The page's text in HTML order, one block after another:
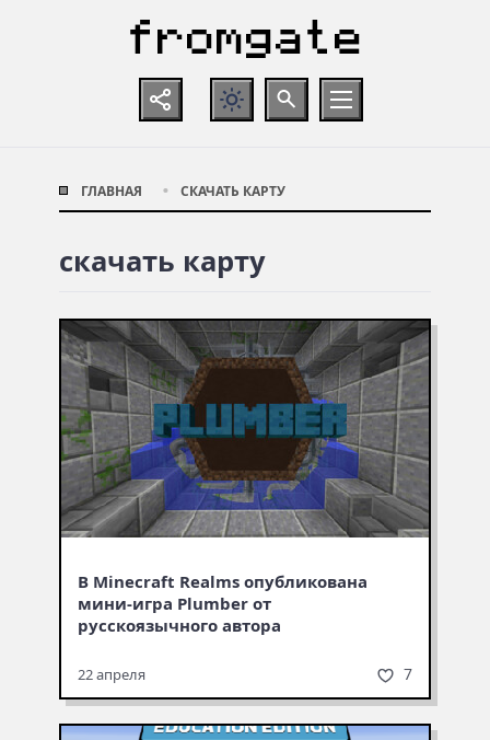
ГЛАВНАЯ СКАЧАТЬ КАРТУ
скачать карту
В Minecraft Realms опубликована
мини-игра Plumber от
русскоязычного автора
22 апреля 7